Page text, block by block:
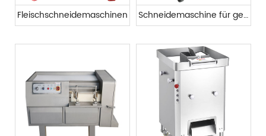
Fleischschneidemaschinen Schneidemaschine für gefrorene Schweinerippchen